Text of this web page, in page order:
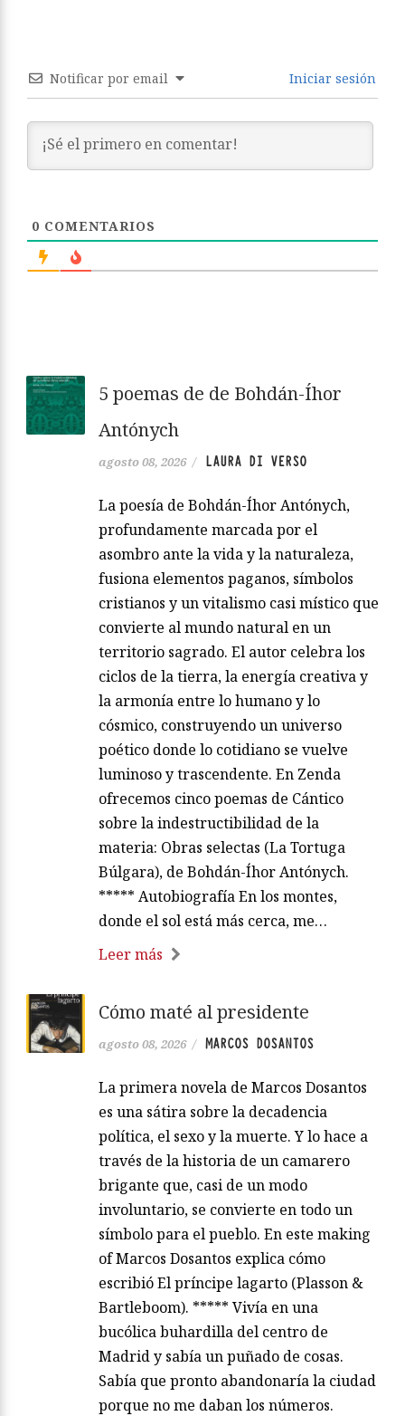
Notificar por email Iniciar sesión
0 COMENTARIOS
5 poemas de de Bohdán-Íhor
Antónych
agosto 08, 2026 / LAURA DI VERSO
La poesía de Bohdán-Íhor Antónych,
profundamente marcada por el
asombro ante la vida y la naturaleza,
fusiona elementos paganos, símbolos
cristianos y un vitalismo casi místico que
convierte al mundo natural en un
territorio sagrado. El autor celebra los
ciclos de la tierra, la energía creativa y
la armonía entre lo humano y lo
cósmico, construyendo un universo
poético donde lo cotidiano se vuelve
luminoso y trascendente. En Zenda
ofrecemos cinco poemas de Cántico
sobre la indestructibilidad de la
materia: Obras selectas (La Tortuga
Búlgara), de Bohdán-Íhor Antónych.
***** Autobiografía En los montes,
donde el sol está más cerca, me…
Leer más
Cómo maté al presidente
agosto 08, 2026 / MARCOS DOSANTOS
La primera novela de Marcos Dosantos
es una sátira sobre la decadencia
política, el sexo y la muerte. Y lo hace a
través de la historia de un camarero
brigante que, casi de un modo
involuntario, se convierte en todo un
símbolo para el pueblo. En este making
of Marcos Dosantos explica cómo
escribió El príncipe lagarto (Plasson &
Bartleboom). ***** Vivía en una
bucólica buhardilla del centro de
Madrid y sabía un puñado de cosas.
Sabía que pronto abandonaría la ciudad
porque no me daban los números.